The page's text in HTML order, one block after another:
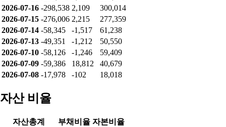
2026-07-16 -298,538 2,109
300,014
2026-07-15 -276,006 2,215
277,359
2026-07-14 -58,345 -1,517
61,238
2026-07-13 -49,351 -1,212
50,550
2026-07-10 -58,126 -1,246
59,409
2026-07-09 -59,386 18,812
40,679
2026-07-08 -17,978 -102 18,018
자산 비율
자산총계 부채비율 자본비율